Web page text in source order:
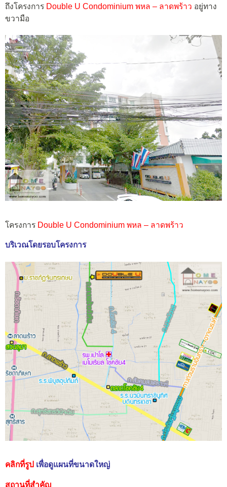
ถึงโครงการ Double U Condominium พหล – ลาดพร้าว อยู่ทาง
ขวามือ
โครงการ Double U Condominium พหล – ลาดพร้าว
บริเวณโดยรอบโครงการ
คลิกที่รูป เพื่อดูแผนที่ขนาดใหญ่
สถานที่สำคัญ